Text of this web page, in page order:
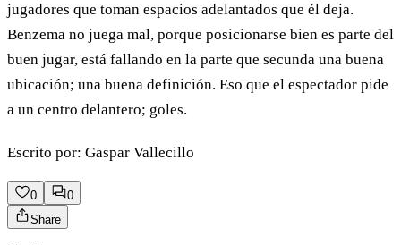
jugadores que toman espacios adelantados que él deja.
Benzema no juega mal, porque posicionarse bien es parte del
buen jugar, está fallando en la parte que secunda una buena
ubicación; una buena definición. Eso que el espectador pide
a un centro delantero; goles.
Escrito por: Gaspar Vallecillo
0
0
Share